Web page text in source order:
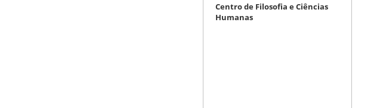
Centro de Filosofia e Ciências
Humanas